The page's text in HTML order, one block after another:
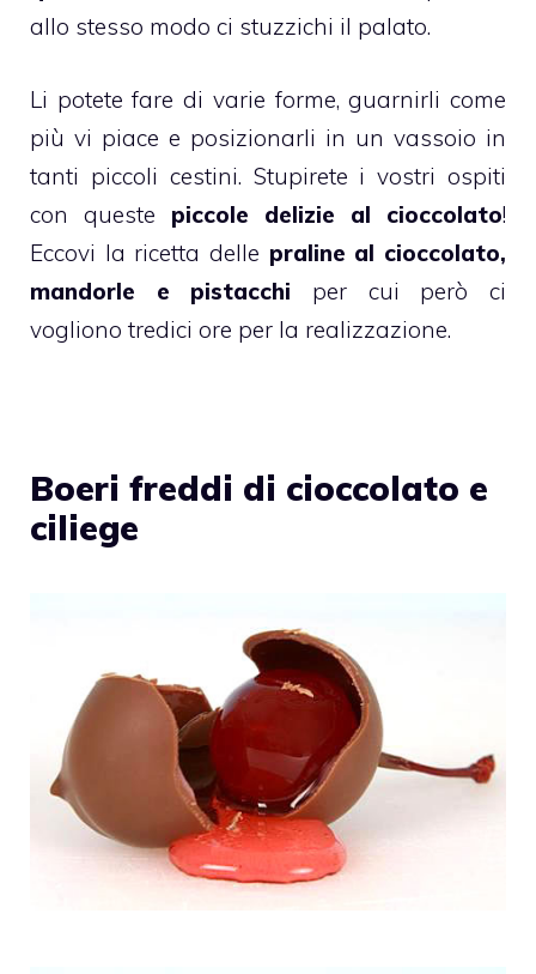
allo stesso modo ci stuzzichi il palato.
Li potete fare di varie forme, guarnirli come
più vi piace e posizionarli in un vassoio in
tanti piccoli cestini. Stupirete i vostri ospiti
con queste piccole delizie al cioccolato!
Eccovi la ricetta delle praline al cioccolato,
mandorle e pistacchi per cui però ci
vogliono tredici ore per la realizzazione.
Boeri freddi di cioccolato e
ciliege